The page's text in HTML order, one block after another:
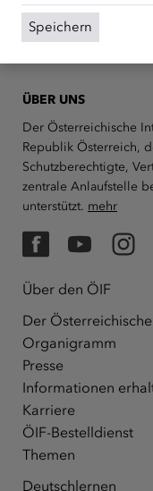
ÜBER UNS
Der Österreichische
Republik Österreich,
Schutzberechtigte,
zentrale Anlaufstelle
unterstützt. mehr
FacebookYouTube
Über den ÖIF
Der
Organigramm
Presse
Informationen
Karriere
ÖIF-Bestelldienst
Themen
Deutschlernen
Speichern